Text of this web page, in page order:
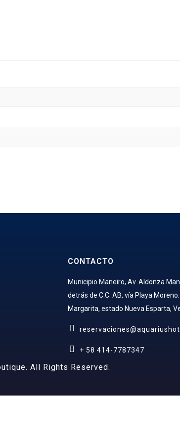
CONTACTO
Municipio Maneiro, Av. Aldonza
detrás de C.C. AB, vía Playa
Margarita, estado Nueva Esparta,
+ 58 414-7787347
All Rights Reserved.